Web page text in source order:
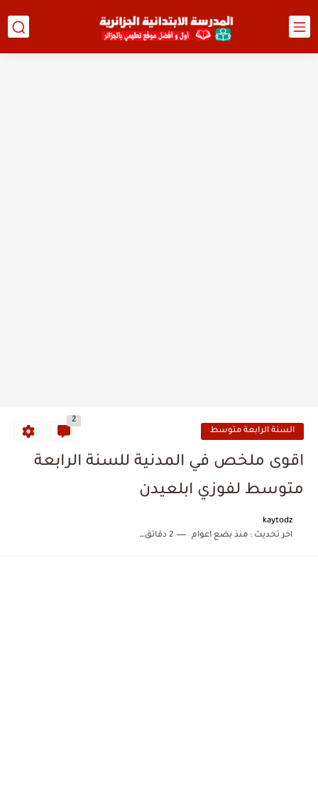
السنة الرابعة متوسط
2
اقوى ملخص في المدنية للسنة الرابعة
متوسط لفوزي ابلعيدن
kaytodz
اخر تحديث :منذ بضع اعوام 2 دقائق للقراءة